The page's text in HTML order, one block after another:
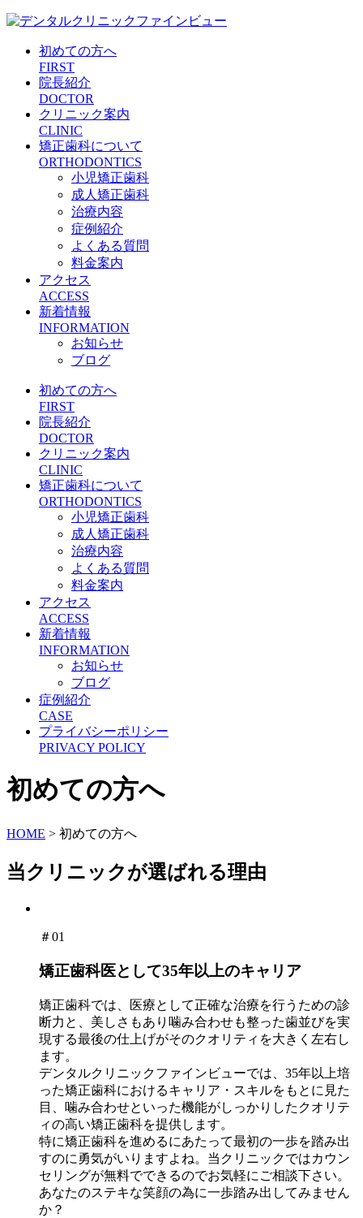
初めての方へ
FIRST
院長紹介
DOCTOR
クリニック案内
CLINIC
矯正歯科について
ORTHODONTICS
小児矯正歯科
成人矯正歯科
治療内容
症例紹介
よくある質問
料金案内
アクセス
ACCESS
新着情報
INFORMATION
お知らせ
ブログ
初めての方へ
FIRST
院長紹介
DOCTOR
クリニック案内
CLINIC
矯正歯科について
ORTHODONTICS
小児矯正歯科
成人矯正歯科
治療内容
よくある質問
料金案内
アクセス
ACCESS
新着情報
INFORMATION
お知らせ
ブログ
症例紹介
CASE
プライバシーポリシー
PRIVACY POLICY
初めての方へ
HOME > 初めての方へ
当クリニックが選ばれる理由
＃01
矯正歯科医として35年以上のキャリア
矯正歯科では、医療として正確な治療を行うための診
断力と、美しさもあり噛み合わせも整った歯並びを実
現する最後の仕上げがそのクオリティを大きく左右し
ます。
デンタルクリニックファインビューでは、35年以上培
った矯正歯科におけるキャリア・スキルをもとに見た
目、噛み合わせといった機能がしっかりしたクオリテ
ィの高い矯正歯科を提供します。
特に矯正歯科を進めるにあたって最初の一歩を踏み出
すのに勇気がいりますよね。当クリニックではカウン
セリングが無料でできるのでお気軽にご相談下さい。
あなたのステキな笑顔の為に一歩踏み出してみません
か？